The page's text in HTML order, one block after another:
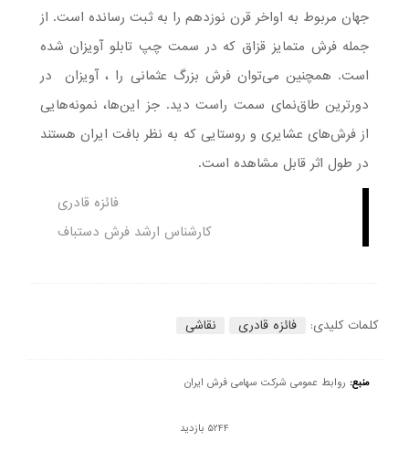
جهان مربوط به اواخر قرن نوزدهم را به ثبت رسانده است. از
جمله فرش متمایز قزاق که در سمت چپ تابلو آویزان شده
است. همچنین می‌توان فرش بزرگ عثمانی را ، آویزان در
دورترین طاق‌نمای سمت راست دید. جز این‌ها، نمونه‌هایی
از فرش‌های عشایری و روستایی که به نظر بافت ایران هستند
در طول اثر قابل مشاهده است.
فائزه قادری
کارشناس ارشد فرش دستباف
کلمات کلیدی: فائزه قادری نقاشی
منبع: روابط عمومی شرکت سهامی فرش ایران
5244 بازدید